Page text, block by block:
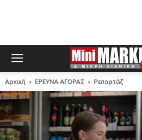
Αρχική ΕΡΕΥΝΑ ΑΓΟΡΑΣ Ρεπορτάζ